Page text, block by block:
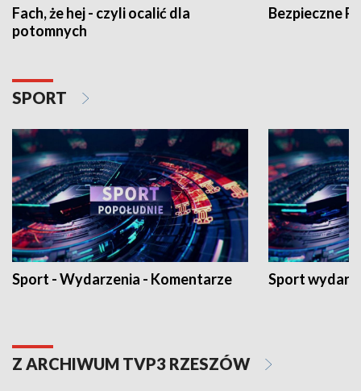
Fach, że hej - czyli ocalić dla
potomnych
Bezpieczne
SPORT
Sport - Wydarzenia - Komentarze Sport
Z ARCHIWUM TVP3 RZESZÓW